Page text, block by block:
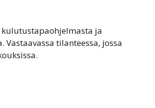
ja
tilanteessa, jossa